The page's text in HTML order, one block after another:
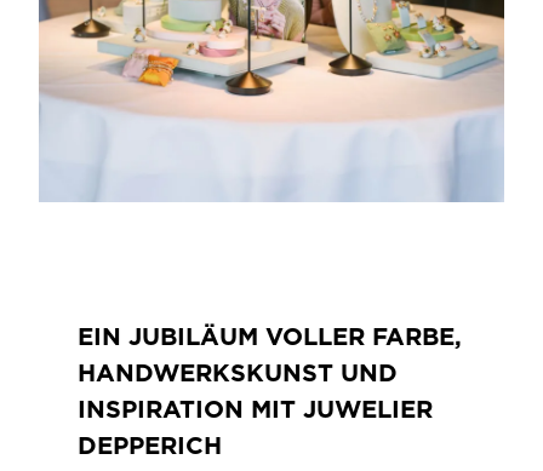
EIN JUBILÄUM VOLLER FARBE,
HANDWERKSKUNST UND
INSPIRATION MIT JUWELIER
DEPPERICH